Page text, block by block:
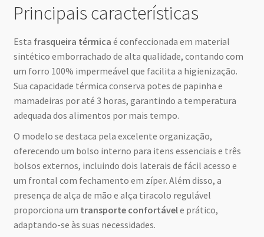
Principais características
Esta frasqueira térmica é confeccionada em material
sintético emborrachado de alta qualidade, contando com
um forro 100% impermeável que facilita a higienização.
Sua capacidade térmica conserva potes de papinha e
mamadeiras por até 3 horas, garantindo a temperatura
adequada dos alimentos por mais tempo.
O modelo se destaca pela excelente organização,
oferecendo um bolso interno para itens essenciais e três
bolsos externos, incluindo dois laterais de fácil acesso e
um frontal com fechamento em zíper. Além disso, a
presença de alça de mão e alça tiracolo regulável
proporciona um transporte confortávele prático,
adaptando-se às suas necessidades.